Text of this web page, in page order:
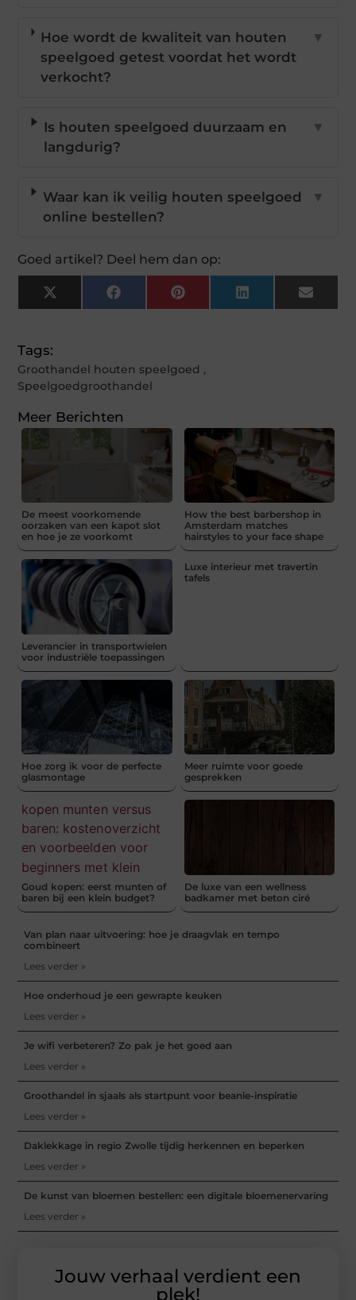
Hoe wordt de kwaliteit van houten
speelgoed getest voordat het wordt
verkocht?
▼
Is houten speelgoed duurzaam en
langdurig?
▼
Waar kan ik veilig houten speelgoed
online bestellen?
▼
Goed artikel? Deel hem dan op:
X
(Twitter)
FacebookPinterestLinkedInEmail
Tags:
Groothandel houten speelgoed ,
Speelgoedgroothandel
Meer Berichten
De meest voorkomende
oorzaken van een kapot slot
en hoe je ze voorkomt
How the best barbershop in
Amsterdam matches
hairstyles to your face shape
Leverancier in transportwielen
voor industriële toepassingen
Luxe interieur met travertin
tafels
Hoe zorg ik voor de perfecte
glasmontage
Meer ruimte voor goede
gesprekken
Goud kopen: eerst munten of
baren bij een klein budget?
De luxe van een wellness
badkamer met beton ciré
Van plan naar uitvoering: hoe je draagvlak en tempo
combineert
Lees verder »
Hoe onderhoud je een gewrapte keuken
Lees verder »
Je wifi verbeteren? Zo pak je het goed aan
Lees verder »
Groothandel in sjaals als startpunt voor beanie-inspiratie
Lees verder »
Daklekkage in regio Zwolle tijdig herkennen en beperken
Lees verder »
De kunst van bloemen bestellen: een digitale bloemenervaring
Lees verder »
Jouw verhaal verdient een
plek!